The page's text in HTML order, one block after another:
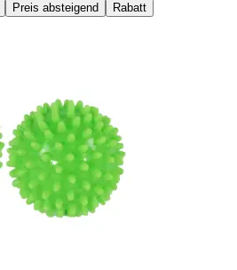
Preis absteigend Rabatt